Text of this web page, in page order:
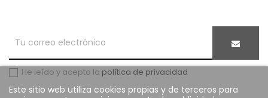
He leído y acepto la política de privacidad
Este sitio web utiliza cookies propias y de terceros para